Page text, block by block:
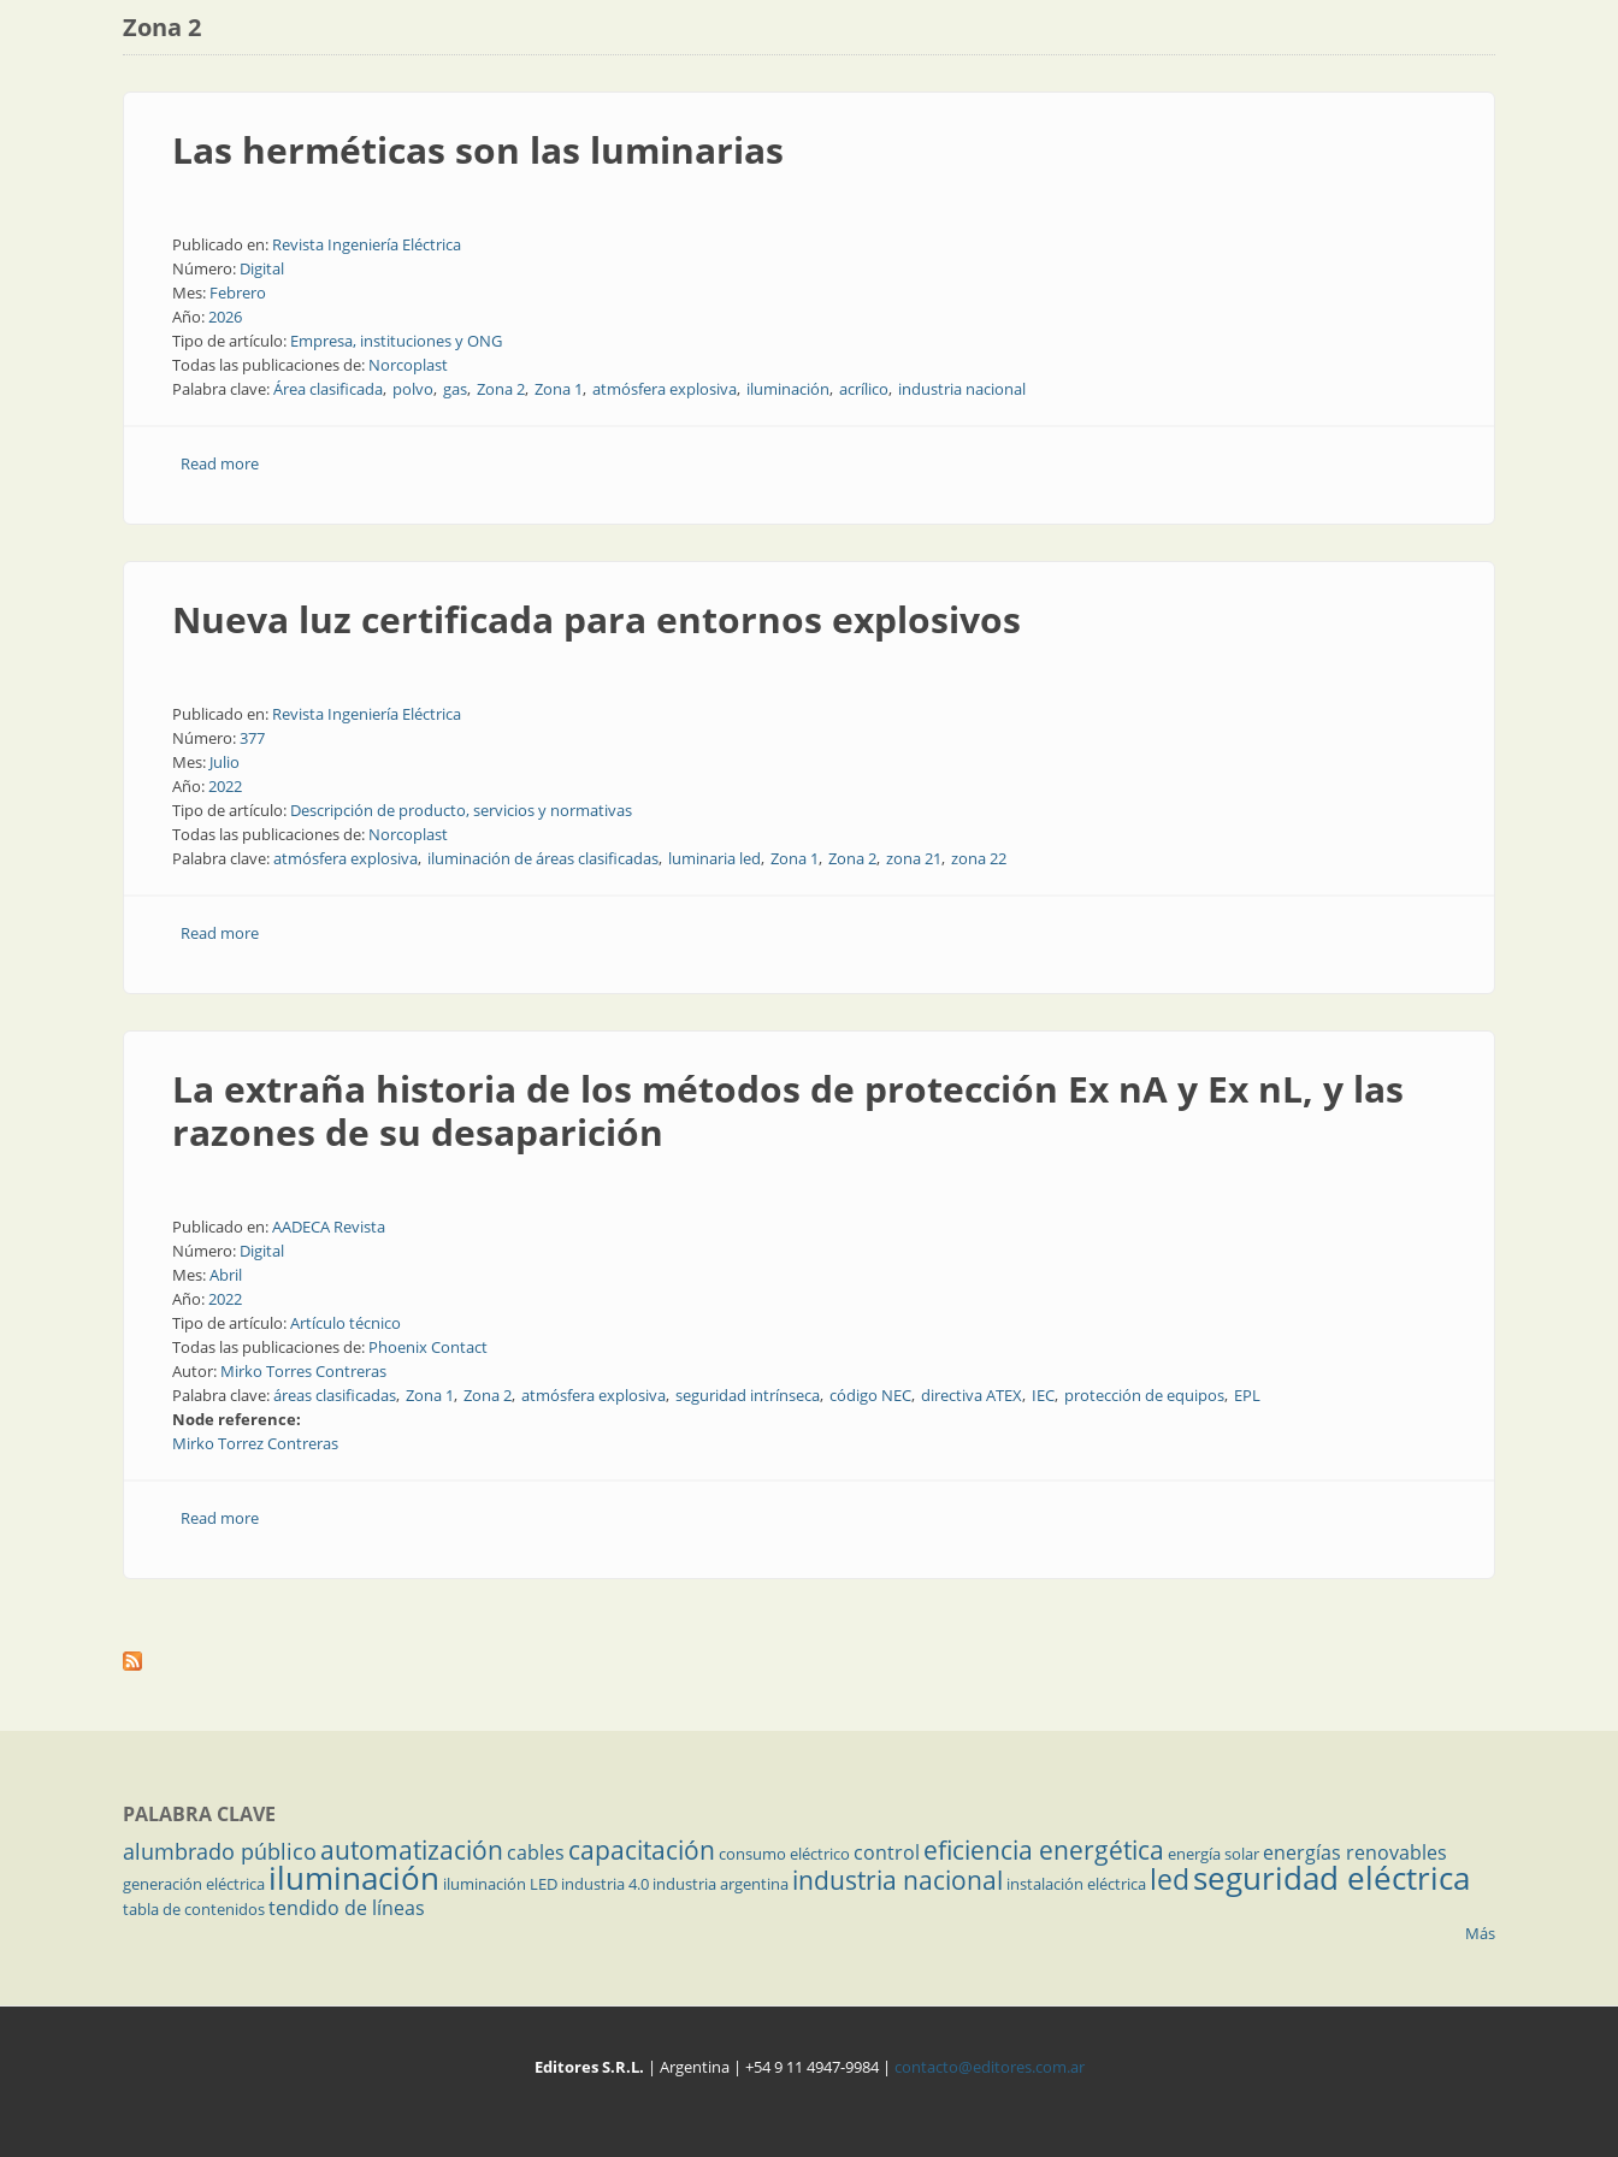
Zona 2
Las herméticas son las luminarias
Publicado en: Revista Ingeniería Eléctrica
Número: Digital
Mes: Febrero
Año:2026
Tipo de artículo: Empresa, instituciones y ONG
Todas las publicaciones de: Norcoplast
Palabra clave:Área clasificada polvo gas Zona 2 Zona 1 atmósfera explosiva iluminación acrílico industria nacional
Read moreabout Las herméticas son las luminarias
Nueva luz certificada para entornos explosivos
Publicado en: Revista Ingeniería Eléctrica
Número:377
Mes: Julio
Año:2022
Tipo de artículo: Descripción de producto, servicios y normativas
Todas las publicaciones de: Norcoplast
Palabra clave:atmósfera explosiva iluminación de áreas clasificadas luminaria led Zona 1 Zona 2 zona 21 zona 22
Read moreabout Nueva luz certificada para entornos explosivos
La extraña historia de los métodos de protección Ex nA y Ex nL, y las
razones de su desaparición
Publicado en:AADECA Revista
Número: Digital
Mes:Abril
Año:2022
Tipo de artículo:Artículo técnico
Todas las publicaciones de: Phoenix Contact
Autor: Mirko Torres Contreras
Palabra clave:áreas clasificadas Zona 1 Zona 2 atmósfera explosiva seguridad intrínseca código NEC directiva ATEX IEC protección de equipos EPL
Node reference:
Mirko Torrez Contreras
Read moreabout La extraña historia de los métodos de protección Ex nA y Ex nL, y las razones de su desaparición
PALABRA CLAVE
alumbrado público automatización cables capacitación consumo eléctrico control eficiencia energética energía solar energías renovables
generación eléctrica iluminación iluminación LED industria 4.0 industria argentina industria nacional instalación eléctrica ledseguridad eléctrica
tabla de contenidostendido de líneas
Más
Editores S.R.L. | Argentina | +54 9 11 4947-9984 | contacto@editores.com.ar